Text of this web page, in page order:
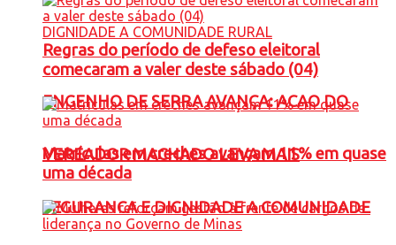
ENGENHO DE SERRA AVANÇA: ACAO DO
VEREADOR MACHADO LEVA MAIS
SEGURANCA E DIGNIDADE A COMUNIDADE
Regras do período de defeso eleitoral
comecaram a valer deste sábado (04)
Matrículas em creches avançam 11% em quase
uma década